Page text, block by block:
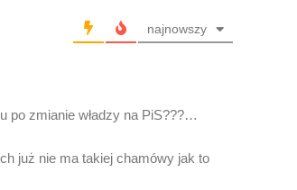
najnowszy
po zmianie władzy na PiS???…
już nie ma takiej chamówy jak to